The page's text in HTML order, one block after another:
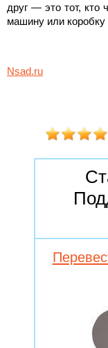
друг — это тот, кто
машину или
Nsad.ru